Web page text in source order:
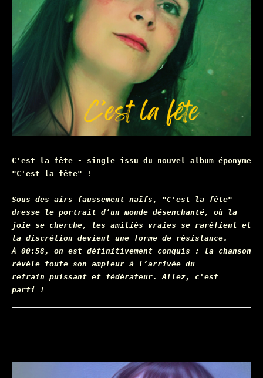
C'est la fête - single issu du nouvel album éponyme
"C'est la fête" !
Sous des airs faussement naïfs, "C'est la fête"
dresse le portrait d’un monde désenchanté, où la
joie se cherche, les amitiés vraies se raréfient et
la discrétion devient une forme de résistance.
À 00:58, on est définitivement conquis : la chanson
révèle toute son ampleur à l’arrivée du
refrain puissant et fédérateur. Allez, c'est
parti !